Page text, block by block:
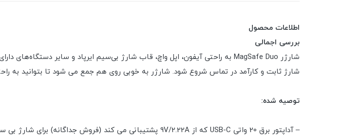
اطلاعات محصول
بررسی اجمالی
شارژ ثابت و کارآمد در تماس شروع شود. شارژر به خوبی روی هم جمع می شود تا بتوانید به
توصیه شده:
– آداپتور برق 20 واتی USB-C که از 9V/2.22A پشتیبانی می کند (فروش جداگانه) برای شارژ بی سیم سریعتر تا 11 وات